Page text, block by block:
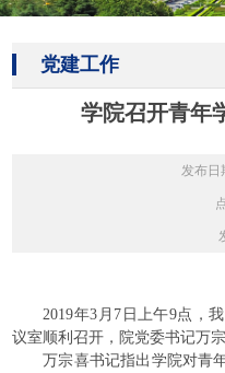
党建工作
学院召开青年
发布日
2019年3月7日上午9点，
议室顺利召开，院党委书记万宗
万宗喜书记指出学院对青